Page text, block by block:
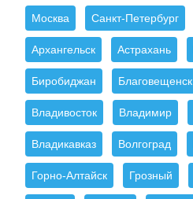
Москва Санкт-Петербург
Архангельск Астрахань
Биробиджан Благовещенск
Владивосток Владимир
Владикавказ Волгоград
Горно-Алтайск Грозный